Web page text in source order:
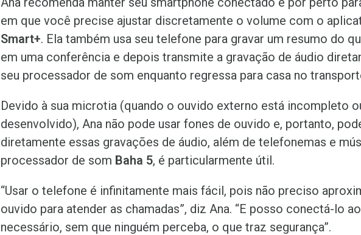
em que você precise ajustar discretamente o volume com o
Smart+. Ela também usa seu telefone para gravar um resumo do
em uma conferência e depois transmite a gravação de áudio
seu processador de som enquanto regressa para casa no
Devido à sua microtia (quando o ouvido externo está incompleto
desenvolvido), Ana não pode usar fones de ouvido e, portanto,
diretamente essas gravações de áudio, além de telefonemas e
processador de som Baha 5, é particularmente útil.
“Usar o telefone é infinitamente mais fácil, pois não preciso
ouvido para atender as chamadas”, diz Ana. “E posso conectá-lo
necessário, sem que ninguém perceba, o que traz segurança”.